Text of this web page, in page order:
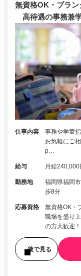
無資格OK・ブラ
高待遇の事務兼
仕事内容
事務や学童
お気軽にご
p…
給与 月給240,000
勤務地
福岡県福岡
歩8分
応募資格
無資格OK・
職場を盛り
の方大歓迎
後で見る